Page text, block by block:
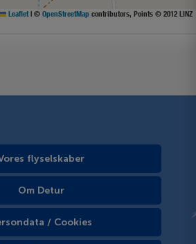
Leaflet | © OpenStreetMap contributors, Points © 2012 LINZ
flyselskaber
Om Detur
/ Cookies